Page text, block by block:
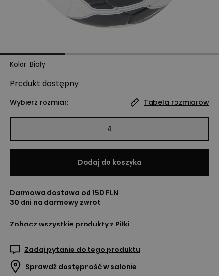
Kolor: Biały
Produkt dostępny
Wybierz rozmiar: Tabela rozmiarów
4
Dodaj do koszyka
Darmowa dostawa od 150 PLN
30 dni na darmowy zwrot
Zobacz wszystkie produkty z Piłki
Zadaj pytanie do tego produktu
Sprawdź dostępność w salonie